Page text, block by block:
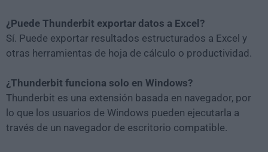
¿Puede Thunderbit exportar datos a Excel?
Sí. Puede exportar resultados estructurados a Excel y
otras herramientas de hoja de cálculo o productividad.
¿Thunderbit funciona solo en Windows?
Thunderbit es una extensión basada en navegador, por
lo que los usuarios de Windows pueden ejecutarla a
través de un navegador de escritorio compatible.